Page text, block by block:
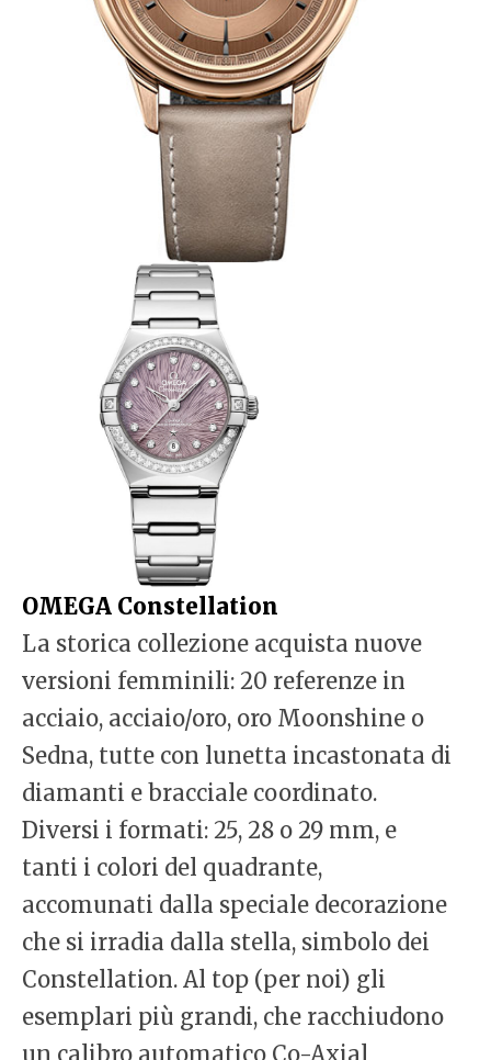
OMEGA Constellation
La storica collezione acquista nuove
versioni femminili: 20 referenze in
acciaio, acciaio/oro, oro Moonshine o
Sedna, tutte con lunetta incastonata di
diamanti e bracciale coordinato.
Diversi i formati: 25, 28 o 29 mm, e
tanti i colori del quadrante,
accomunati dalla speciale decorazione
che si irradia dalla stella, simbolo dei
Constellation. Al top (per noi) gli
esemplari più grandi, che racchiudono
un calibro automatico Co-Axial